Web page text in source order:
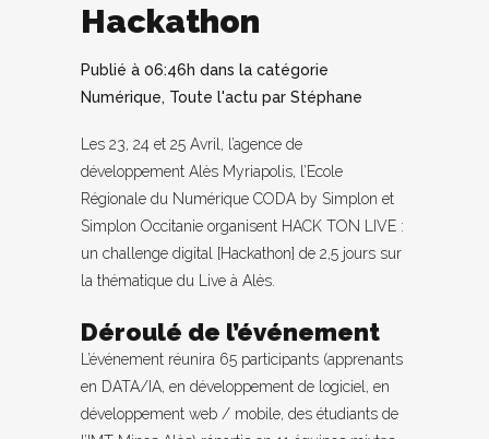
Hackathon
Publié à 06:46h dans la catégorie
Numérique, Toute l'actu par Stéphane
Les 23, 24 et 25 Avril, l’agence de
développement Alès Myriapolis, l’Ecole
Régionale du Numérique CODA by Simplon et
Simplon Occitanie organisent HACK TON LIVE :
un challenge digital [Hackathon] de 2,5 jours sur
la thématique du Live à Alès.
Déroulé de l’événement
L’événement réunira 65 participants (apprenants
en DATA/IA, en développement de logiciel, en
développement web / mobile, des étudiants de